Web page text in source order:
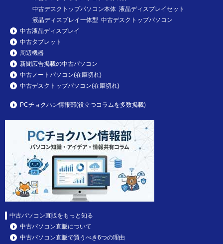
中古デスクトップパソコン本体 液晶ディスプレイセット
液晶ディスプレイ一体型 中古デスクトップパソコン
中古液晶ディスプレイ
中古タブレット
周辺機器
新聞広告掲載の中古パソコン
中古ノートパソコン(在庫切れ)
中古デスクトップパソコン(在庫切れ)
PCチョクハン情報部(役立つコラムを多数掲載)
中古パソコン直販をもっと知る
中古パソコン直販について
中古パソコン直販で買うべき6つの理由